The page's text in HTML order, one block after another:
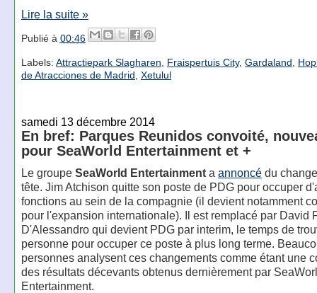
Lire la suite »
Publié à 00:46
Labels: Attractiepark Slagharen, Fraispertuis City, Gardaland,
de Atracciones de Madrid, Xetulul
samedi 13 décembre 2014
En bref: Parques Reunidos convoité,
pour SeaWorld Entertainment et +
Le groupe SeaWorld Entertainmenta annoncédu
tête. Jim Atchison quitte son poste de PDG pour occuper
fonctions au sein de la compagnie (il devient notamment
pour l'expansion internationale). Il est remplacé par David
D'Alessandro qui devient PDG par interim, le temps de
personne pour occuper ce poste à plus long terme.
personnes analysent ces changements comme étant une
des résultats décevants obtenus dernièrement par
Entertainment.